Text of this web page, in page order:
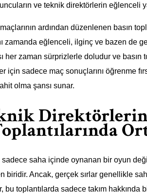
ve teknik direktörlerin eğlenceli
ardından düzenlenen basın
zamanda eğlenceli, ilginç ve bazen de
her zaman sürprizlerle doludur ve basın
için sadece maç sonuçlarını öğrenme
olma şansı sunar.
Direktörlerin
sadece saha içinde oynanan bir oyun
biridir. Ancak, gerçek sırlar genellikle
bu toplantılarda sadece takım